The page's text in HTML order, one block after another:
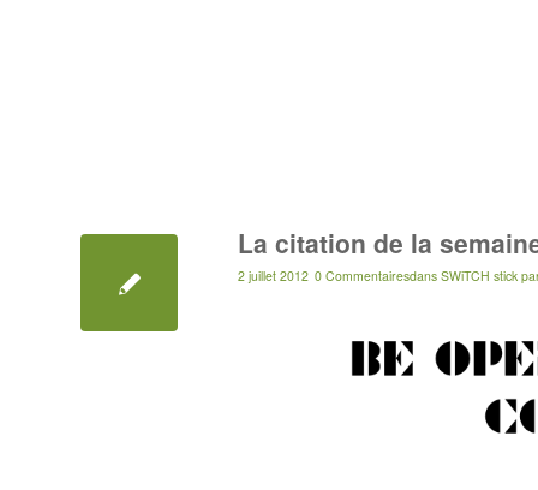
La citation de la
2 juillet 2012 0 Commentairesdans SWiTCH stick